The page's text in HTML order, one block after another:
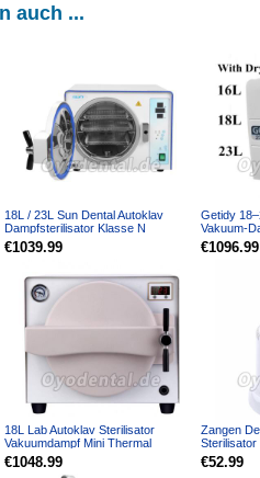
auch ...
18L / 23L Sun Dental Autoklav
Dampfsterilisator Klasse N
Hochtemperatur-Hochdruc...
€1039.99
Getidy
Vakuum-
€1096.99
18L Lab Autoklav Sterilisator
Vakuumdampf Mini Thermal
TR250N
€1048.99
Zangen
Sterilisator
€52.99